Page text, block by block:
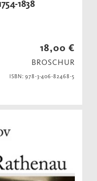
1838
18,00 €
BROSCHUR
ISBN: 978-3-406-82468-5